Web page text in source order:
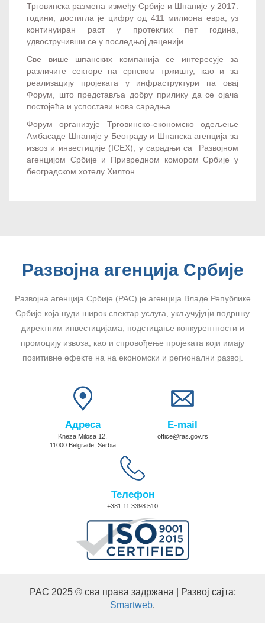
Трговинска размена између Србије и Шпаније у 2017.
години, достигла је цифру од 411 милиона евра, уз
континуиран раст у протеклих пет година,
удвостручивши се у последњој деценији.
Све више шпанских компанија се интересује за
различите секторе на српском тржишту, као и за
реализацију пројеката у инфраструктури па овај
Форум, што представља добру прилику да се ојача
постојећа и успостави нова сарадња.
Форум организује Трговинско-економско одељење
Амбасаде Шпаније у Београду и Шпанска агенција за
извоз и инвестиције (ICEX), у сарадњи са
Развојном
агенцијом Србије и Привредном комором Србије у
београдском хотелу Хилтон.
Развојна агенција Србије
Развојна агенција Србије (РАС) је агенција Владе Републике
Србије која нуди широк спектар услуга, укључујуц́и подршку
директним инвестицијама, подстицање конкурентности и
промоцију извоза, као и спровођење пројеката који имају
позитивне ефекте на на економски и регионални развој.
Адреса
Kneza Milosa 12,
11000 Belgrade, Serbia
E-mail
office@ras.gov.rs
Телефон
+381 11 3398 510
РАС 2025 © сва права задржана | Развој сајта:
Smartweb.